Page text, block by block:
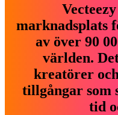
marknadsplats
av över 90
världen.
kreatörer
tillgångar som
tid